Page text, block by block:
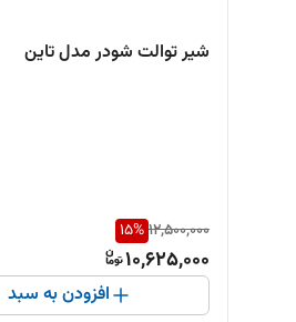
شیر توالت شودر مدل تاین
12,500,000
15%
10,625,000
افزودن به سبد